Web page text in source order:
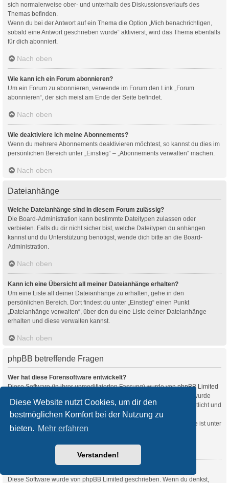
Diese Website nutzt Cookies, um dir den
bestmöglichen Komfort bei der Nutzung zu
bieten. Mehr erfahren
Verstanden!
sich normalerweise ober- und unterhalb des Diskussionsverlaufs des
Themas befinden.
Wenn du bei der Antwort auf ein Thema die Option „Mich benachrichtigen,
sobald eine Antwort geschrieben wurde“ aktivierst, wird das Thema ebenfalls
für dich abonniert.
Nach oben
Wie kann ich ein Forum abonnieren?
Um ein Forum zu abonnieren, verwende im Forum den Link „Forum
abonnieren“, der sich meist am Ende der Seite befindet.
Nach oben
Wie deaktiviere ich meine Abonnements?
Wenn du mehrere Abonnements deaktivieren möchtest, so kannst du dies im
persönlichen Bereich unter „Einstieg“ – „Abonnements verwalten“ machen.
Nach oben
Dateianhänge
Welche Dateianhänge sind in diesem Forum zulässig?
Die Board-Administration kann bestimmte Dateitypen zulassen oder
verbieten. Falls du dir nicht sicher bist, welche Dateitypen du anhängen
kannst und du Unterstützung benötigst, wende dich bitte an die Board-
Administration.
Nach oben
Kann ich eine Übersicht all meiner Dateianhänge erhalten?
Um eine Liste all deiner Dateianhänge zu erhalten, gehe in den
persönlichen Bereich. Dort findest du unter „Einstieg“ einen Punkt
„Dateianhänge verwalten“, über den du eine Liste deiner Dateianhänge
erhalten und diese verwalten kannst.
Nach oben
phpBB betreffende Fragen
Wer hat diese Forensoftware entwickelt?
Diese Software (in ihrer unmodifizierten Fassung) wurde vonphpBB Limited
entwickelt und veröffentlicht. Sie ist urheberrechtlich geschützt. Sie wurde
unter der GNU General Public License, Version 2 (GPL-2.0) veröffentlicht und
kann frei vertrieben werden. Weitere Details findest du
auf der Seite von phpBB Limited
. Eine deutschsprachige Anlaufstelle ist unter
phpBB.de zu finden.
Diese Software wurde von phpBB Limited geschrieben. Wenn du denkst,